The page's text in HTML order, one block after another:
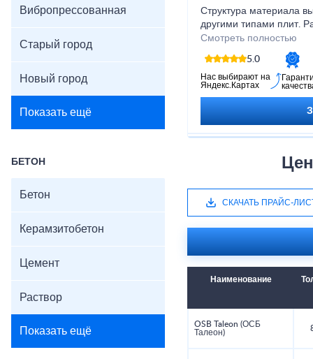
Вибропрессованная
Старый город
Новый город
Показать ещё
БЕТОН
Бетон
Керамзитобетон
Цемент
Раствор
Показать ещё
Структура материала
другими типами плит.
названиями являются:
(аббревиатура по
(обозначение
дословного перевода с
«ориентированно-
Смотреть полностью
5.0
Нас выбирают на
Яндекс.Картах
СКАЧАТЬ ПРАЙС-
Наименование
OSB Taleon (ОСБ
Талеон)